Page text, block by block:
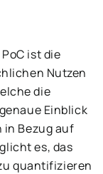
ist die
Nutzen
die
Einblick
in Bezug auf
es, das
quantifizieren